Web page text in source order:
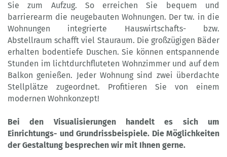
Sie zum Aufzug. So erreichen Sie bequem und
barrierearm die neugebauten Wohnungen. Der tw. in die
Wohnungen integrierte Hauswirtschafts- bzw.
Abstellraum schafft viel Stauraum. Die großzügigen Bäder
erhalten bodentiefe Duschen. Sie können entspannende
Stunden im lichtdurchfluteten Wohnzimmer und auf dem
Balkon genießen. Jeder Wohnung sind zwei überdachte
Stellplätze zugeordnet. Profitieren Sie von einem
modernen Wohnkonzept!
Bei den Visualisierungen handelt es sich um
Einrichtungs- und Grundrissbeispiele. Die Möglichkeiten
der Gestaltung besprechen wir mit Ihnen gerne.